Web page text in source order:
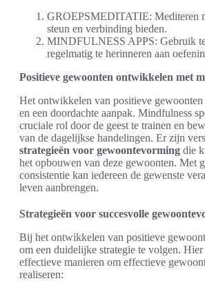
GROEPSMEDITATIE: Mediteren
steun en verbinding bieden.
MINDFULNESS APPS: Gebruik
regelmatig te herinneren aan
Positieve gewoonten ontwikkelen met
Het ontwikkelen van positieve
en een doordachte aanpak. Mindfulness
cruciale rol door de geest te trainen en
van de dagelijkse handelingen. Er zijn
strategieën voor gewoontevorming die
het opbouwen van deze gewoonten. Met
consistentie kan iedereen de gewenste
leven aanbrengen.
Strategieën voor succesvolle
Bij het ontwikkelen van positieve
om een duidelijke strategie te volgen.
effectieve manieren om effectieve
realiseren: